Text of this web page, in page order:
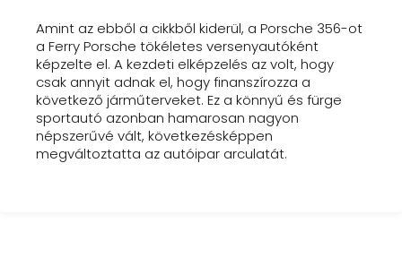
Amint az ebből a cikkből kiderül, a Porsche 356-ot
a Ferry Porsche tökéletes versenyautóként
képzelte el. A kezdeti elképzelés az volt, hogy
csak annyit adnak el, hogy finanszírozza a
következő járműterveket. Ez a könnyű és fürge
sportautó azonban hamarosan nagyon
népszerűvé vált, következésképpen
megváltoztatta az autóipar arculatát.